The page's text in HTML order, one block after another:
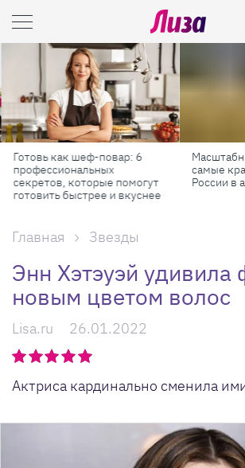
Готовь как шеф-повар: 6
профессиональных
секретов, которые помогут
готовить быстрее и вкуснее
самые
России в
Главная Звезды
Энн Хэтэуэй удивила
новым цветом волос
Lisa.ru 26.01.2022
Актриса кардинально сменила